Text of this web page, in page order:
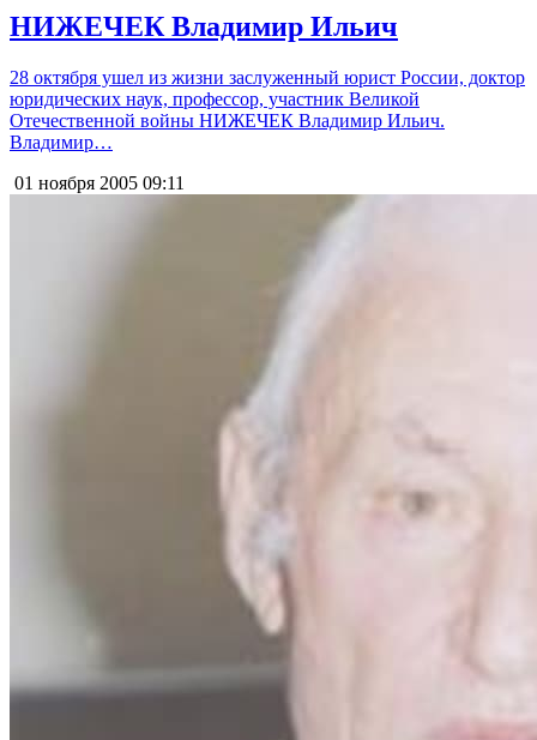
НИЖЕЧЕК Владимир Ильич
28 октября ушел из жизни заслуженный юрист России, доктор
юридических наук, профессор, участник Великой
Отечественной войны НИЖЕЧЕК Владимир Ильич.
Владимир…
01 ноября 2005 09:11